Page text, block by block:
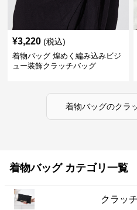
¥3,220 (税込)
着物バッグ 煌めく編み込みビジ
ュー装飾クラッチバッグ
着物バッグのクラ
着物バッグ カテゴリ一覧
クラッ